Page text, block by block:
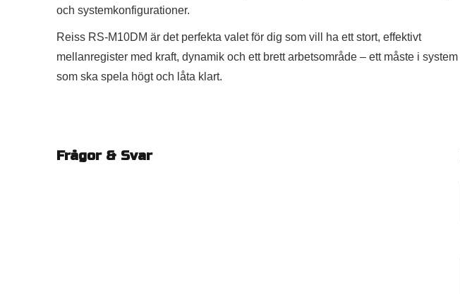
och systemkonfigurationer.
Reiss RS-M10DM är det perfekta valet för dig som vill ha ett stort, effektivt
mellanregister med kraft, dynamik och ett brett arbetsområde – ett måste i system
som ska spela högt och låta klart.
Frågor & Svar